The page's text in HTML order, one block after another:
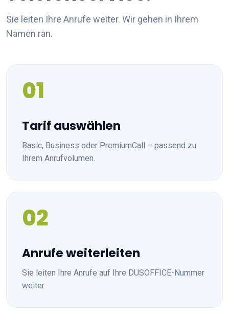
Sie leiten Ihre Anrufe weiter. Wir gehen in Ihrem
Namen ran.
01
Tarif auswählen
Basic, Business oder PremiumCall – passend zu
Ihrem Anrufvolumen.
02
Anrufe weiterleiten
Sie leiten Ihre Anrufe auf Ihre DUSOFFICE-Nummer
weiter.